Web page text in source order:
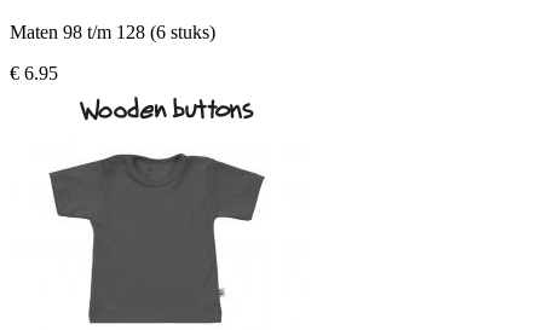
Maten 98 t/m 128 (6 stuks)
€ 6.95